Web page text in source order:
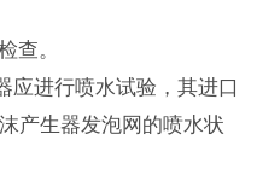
查。
进行喷水试验，其进口
产生器发泡网的喷水状